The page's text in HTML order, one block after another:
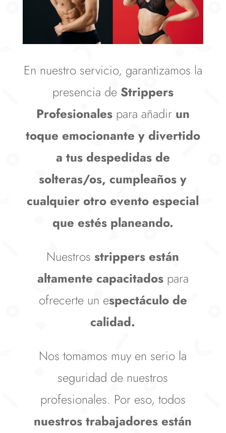
En nuestro servicio, garantizamos la
presencia de Strippers
Profesionalespara añadir un
toque emocionante y divertido
a tus despedidas de
solteras/os, cumpleaños y
cualquier otro evento especial
que estés planeando.
Nuestrosstrippers están
altamente capacitadospara
ofrecerte un espectáculo de
calidad.
Nos tomamos muy en serio la
seguridad de nuestros
profesionales. Por eso, todos
nuestros trabajadores están